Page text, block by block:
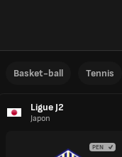
Basket-ball Tennis
Ligue J2
Japon
PEN